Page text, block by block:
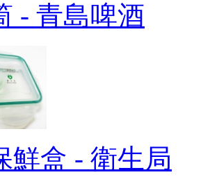
- 青島啤酒
鮮盒 - 衛生局